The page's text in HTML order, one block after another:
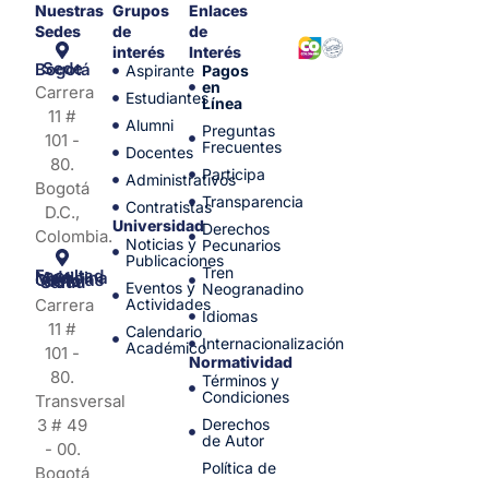
Nuestras
Sedes
Sede Bogotá
Carrera
11 #
101 -
80.
Bogotá
D.C.,
Colombia.
Facultad de Medicina y Ciencias de la Salud
Carrera
11 #
101 -
80.
Transversal
3 # 49
- 00.
Bogotá
Grupos
de
interés
Aspirante
Estudiantes
Alumni
Docentes
Administrativos
Contratistas
Universidad
Noticias y
Publicaciones
Eventos y
Actividades
Calendario
Académico
Enlaces
de
Interés
Pagos
en
Línea
Preguntas
Frecuentes
Participa
Transparencia
Derechos
Pecunarios
Tren
Neogranadino
Idiomas
Internacionalización
Normatividad
Términos y
Condiciones
Derechos
de Autor
Política de